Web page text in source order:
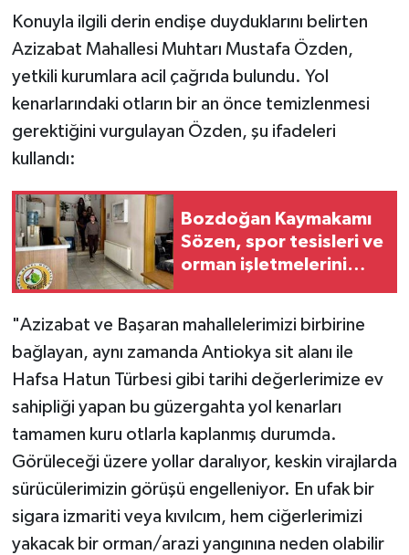
​Konuyla ilgili derin endişe duyduklarını belirten
Azizabat Mahallesi Muhtarı Mustafa Özden,
yetkili kurumlara acil çağrıda bulundu. Yol
kenarlarındaki otların bir an önce temizlenmesi
gerektiğini vurgulayan Özden, şu ifadeleri
kullandı: ​
Bozdoğan Kaymakamı
Sözen, spor tesisleri ve
orman işletmelerini
"Azizabat ve Başaran mahallelerimizi birbirine
bağlayan, aynı zamanda Antiokya sit alanı ile
Hafsa Hatun Türbesi gibi tarihi değerlerimize ev
sahipliği yapan bu güzergahta yol kenarları
tamamen kuru otlarla kaplanmış durumda.
Görüleceği üzere yollar daralıyor, keskin virajlarda
sürücülerimizin görüşü engelleniyor. En ufak bir
sigara izmariti veya kıvılcım, hem ciğerlerimizi
yakacak bir orman/arazi yangınına neden olabilir